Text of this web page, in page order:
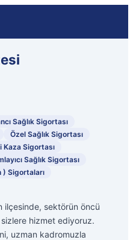
Sağlık Sigortası
Özel Sağlık Sigortası
Kaza Sigortası
Sağlık Sigortası
) Sigortaları
ilçesinde, sektörün öncü
sizlere hizmet ediyoruz.
uzman kadromuzla